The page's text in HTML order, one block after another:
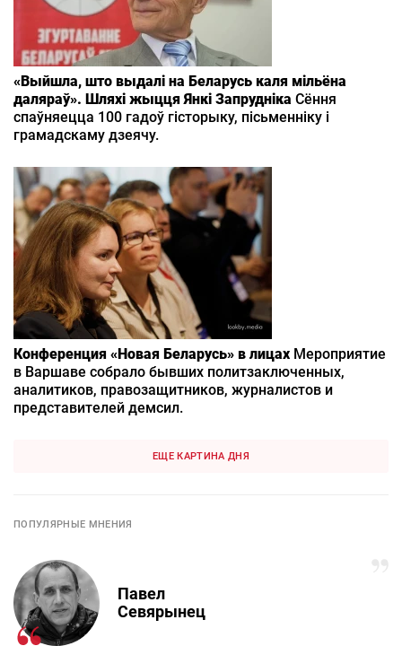
«Выйшла, што выдалі на Беларусь каля мільёна
даляраў». Шляхі жыцця Янкі Запрудніка Сёння
спаўняецца 100 гадоў гісторыку, пісьменніку і
грамадскаму дзеячу.
Конференция «Новая Беларусь» в лицах Мероприятие
в Варшаве собрало бывших политзаключенных,
аналитиков, правозащитников, журналистов и
представителей демсил.
ЕЩЕ КАРТИНА ДНЯ
ПОПУЛЯРНЫЕ МНЕНИЯ
Павел
Севярынец